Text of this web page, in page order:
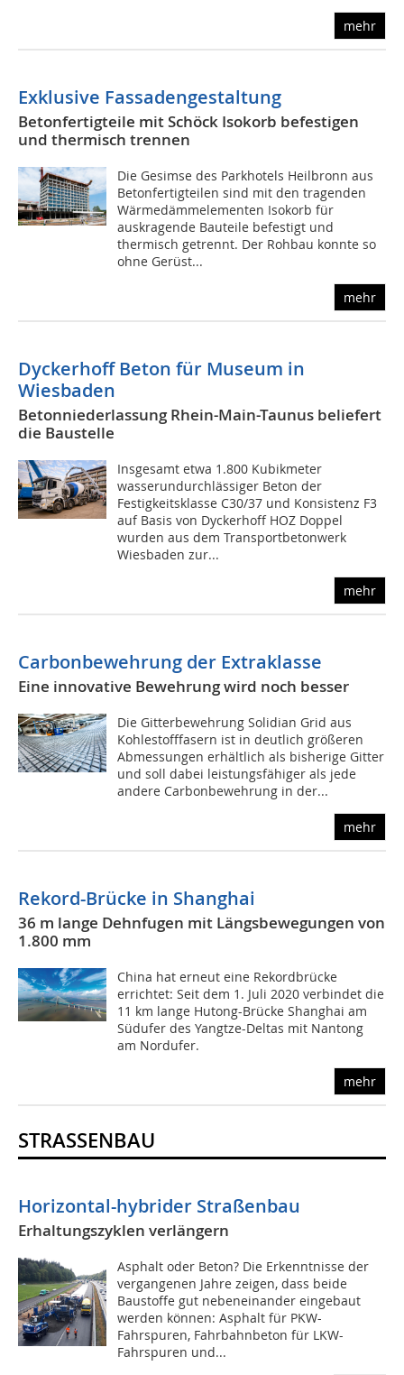
mehr
Exklusive Fassadengestaltung
Betonfertigteile mit Schöck Isokorb befestigen
und thermisch trennen
Die Gesimse des Parkhotels Heilbronn aus
Betonfertigteilen sind mit den tragenden
Wärmedämmelementen Isokorb für
auskragende Bauteile befestigt und
thermisch getrennt. Der Rohbau konnte so
ohne Gerüst...
mehr
Dyckerhoff Beton für Museum in
Wiesbaden
Betonniederlassung Rhein-Main-Taunus beliefert
die Baustelle
Insgesamt etwa 1.800 Kubikmeter
wasserundurchlässiger Beton der
Festigkeitsklasse C30/37 und Konsistenz F3
auf Basis von Dyckerhoff HOZ Doppel
wurden aus dem Transportbetonwerk
Wiesbaden zur...
mehr
Carbonbewehrung der Extraklasse
Eine innovative Bewehrung wird noch besser
Die Gitterbewehrung Solidian Grid aus
Kohlestofffasern ist in deutlich größeren
Abmessungen erhältlich als bisherige Gitter
und soll dabei leistungsfähiger als jede
andere Carbonbewehrung in der...
mehr
Rekord-Brücke in Shanghai
36 m lange Dehnfugen mit Längsbewegungen von
1.800 mm
China hat erneut eine Rekordbrücke
errichtet: Seit dem 1. Juli 2020 verbindet die
11 km lange Hutong-Brücke Shanghai am
Südufer des Yangtze-Deltas mit Nantong
am Nordufer.
mehr
STRASSENBAU
Horizontal-hybrider Straßenbau
Erhaltungszyklen verlängern
Asphalt oder Beton? Die Erkenntnisse der
vergangenen Jahre zeigen, dass beide
Baustoffe gut nebeneinander eingebaut
werden können: Asphalt für PKW-
Fahrspuren, Fahrbahnbeton für LKW-
Fahrspuren und...